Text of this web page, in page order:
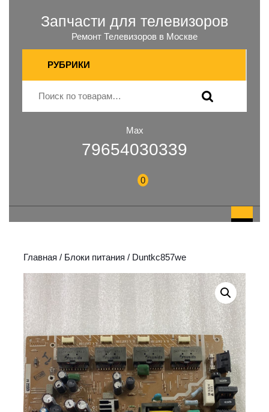
Запчасти для телевизоров
Ремонт Телевизоров в Москве
РУБРИКИ
Max
79654030339
0
Главная / Блоки питания / Duntkc857we